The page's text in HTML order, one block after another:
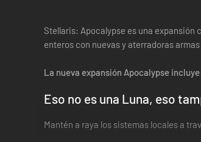
Stellaris: Apocalypse es una expansión
enteros con nuevas y aterradoras
La nueva expansión Apocalypse
Eso no es una Luna, eso
Mantén a raya los sistemas locales a